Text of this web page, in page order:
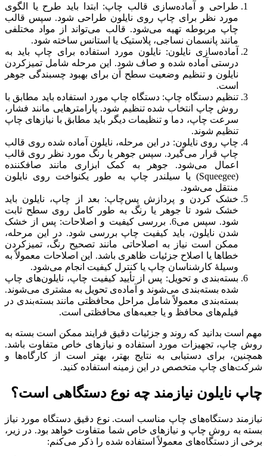
طراحی و آماده‌سازی قالب چاپ: ابتدا باید طرح یا الگوی
مورد نظر برای چاپ روی نایلون طراحی شود. سپس قالب
چاپ مربوطه تهیه می‌شود. قالب می‌تواند از مواد مختلفی
مانند پانسمان نساجی، پلاستیک یا استانس ساخته شود.
آماده‌سازی نایلون: نایلون مورد استفاده برای چاپ باید به
درستی آماده شده و صاف شود. این مرحله شامل تمیزکردن
نایلون و تنظیم وضعیت سطح آن برای بهبود چسبندگی جوهر
است.
تنظیم دستگاه چاپ: دستگاه چاپ مورد استفاده باید مطابق با
روش چاپ انتخاب شده تنظیم شود. پارامترهایی مانند فشار،
سرعت چاپ، دما و تنظیمات دیگر باید مطابق با نیازهای چاپ
تنظیم شوند.
چاپ روی نایلون: در این مرحله، نایلون آماده شده روی قالب
چاپ قرار می‌گیرد. سپس جوهر یا رنگ مورد نظر روی قالب
اعمال می‌شود. جوهر به کمک ابزاری مانند صافکننده
(Squeegee) یا سیلندر چاپ به طور یکنواخت روی نایلون
منتقل می‌شود.
خشک کردن و پردازش پس‌چاپ: بعد از چاپ، نایلون باید
خشک شود تا جوهر یا رنگ به طور کامل روی سطح ثابت
شود. سپس می6. بررسی کیفیت و اصلاحات: پس از خشک
شدن نایلون، باید کیفیت چاپ بررسی شود. در این مرحله،
ممکن است نیاز به اصلاحاتی مانند تصحیح رنگ، تمیزکردن
خطاها یا اصلاح جزئیات ظاهری باشد. این اصلاحات معمولاً به
وسیلهٔ کارشناسان چاپ یا کنترل کیفیت انجام می‌شود.
بسته‌بندی و تحویل: پس از تأیید کیفیت چاپ، نایلون‌های چاپ
شده بسته‌بندی می‌شوند و آماده‌ی تحویل به مشتری می‌شوند.
بسته‌بندی معمولاً شامل مراحل محافظتی مانند بسته‌بندی در
فیلم‌های محافظ و یا جعبه‌های محافظتی است.
مهم است بدانید که روند و جزئیات دقیق فرایند ممکن است بسته به
روش چاپ، تجهیزات مورد استفاده و نیازهای خاص متفاوت باشد.
همچنین، برای دستیابی به نتایج بهتر، بهتر است از کارگاه‌ها و
شرکت‌های چاپ متخصص در این زمینه استفاده کنید.
چاپ نایلون نیازمند چه نوع دستگاهی است؟
نیازمند دستگاه‌های چاپ مناسب است. نوع دقیق دستگاه مورد نیاز
بسته به روش چاپ و نیازهای خاص شما متفاوت خواهد بود. در زیر،
برخی از دستگاه‌های معمولاً استفاده شده را ذکر می‌کنم: